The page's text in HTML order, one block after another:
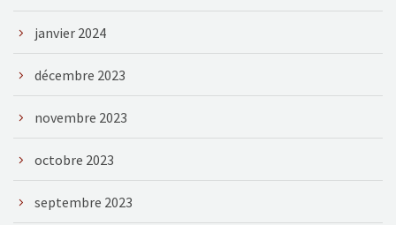
janvier 2024
décembre 2023
novembre 2023
octobre 2023
septembre 2023